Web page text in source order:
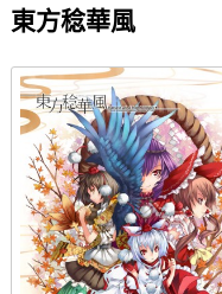
會員功能選單
會員中心
註冊會員
登入
東方稔華風